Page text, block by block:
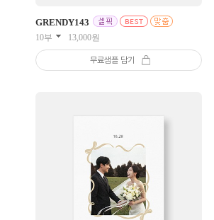
GRENDY143
10부 13,000원
무료샘플 담기